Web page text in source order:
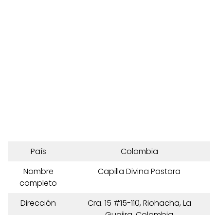
País
Colombia
Nombre
completo
Capilla Divina Pastora
Dirección
Cra. 15 #15-110, Riohacha, La